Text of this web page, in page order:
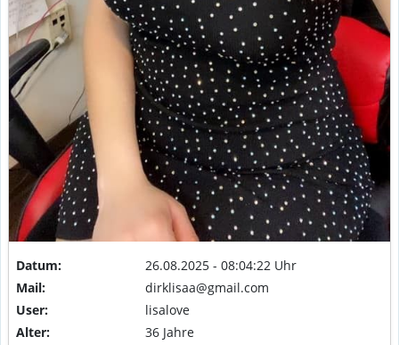
Datum:
26.08.2025 - 08:04:22 Uhr
Mail:
dirklisaa@gmail.com
User:
lisalove
Alter:
36 Jahre